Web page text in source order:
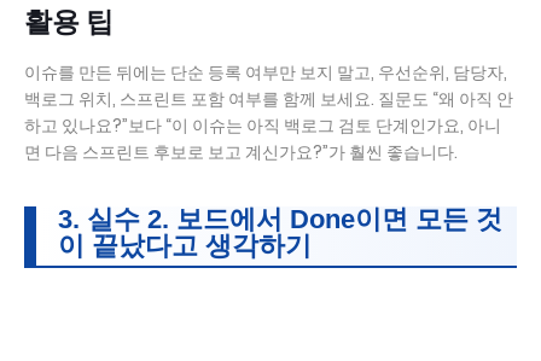
활용 팁
이슈를 만든 뒤에는 단순 등록 여부만 보지 말고, 우선순위, 담당자,
백로그 위치, 스프린트 포함 여부를 함께 보세요. 질문도 “왜 아직 안
하고 있나요?”보다 “이 이슈는 아직 백로그 검토 단계인가요, 아니
면 다음 스프린트 후보로 보고 계신가요?”가 훨씬 좋습니다.
3. 실수 2. 보드에서 Done이면 모든 것
이 끝났다고 생각하기